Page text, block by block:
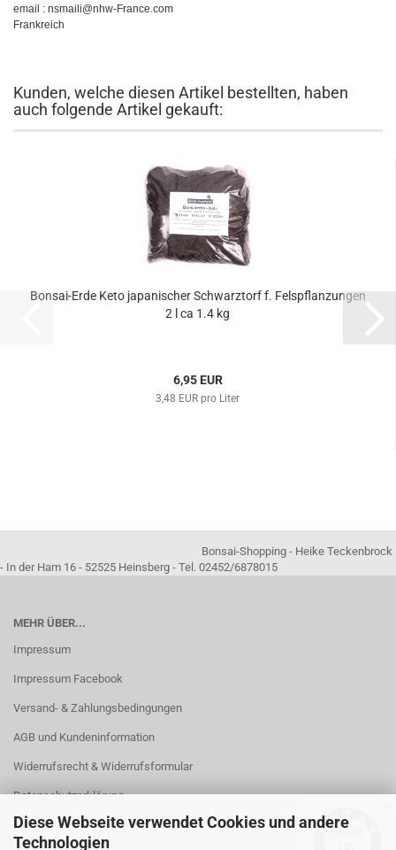
Diese Webseite verwendet Cookies und andere
Technologien
email : nsmaili@nhw-France.com
Frankreich
Kunden, welche diesen Artikel bestellten, haben
auch folgende Artikel gekauft:
Bonsai-Erde Keto japanischer Schwarztorf f. Felspflanzungen
2 l ca 1.4 kg
6,95 EUR
3,48 EUR pro Liter
Bonsai-Shopping - Heike Teckenbrock
- In der Ham 16 - 52525 Heinsberg - Tel. 02452/6878015
MEHR ÜBER...
Impressum
Impressum Facebook
Versand- & Zahlungsbedingungen
AGB und Kundeninformation
Widerrufsrecht & Widerrufsformular
Datenschutzerklärung
Kontakt